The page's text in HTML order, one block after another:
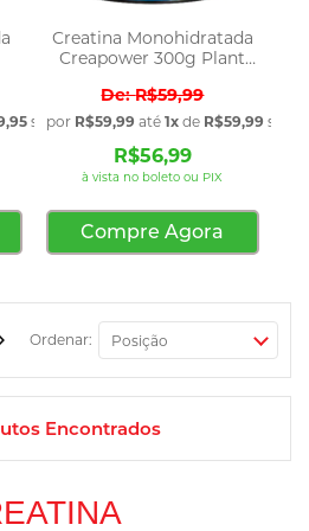
sem juros
Creatina Monohidratada
Creapower 300g Plant
R$59,99
por R$59,99 até 1xde R$59,99 sem
R$56,99
à vista no boleto ou PIX
Compre Agora
Ordenar:
lendo a pagina
Página
Próximo
Encontrados